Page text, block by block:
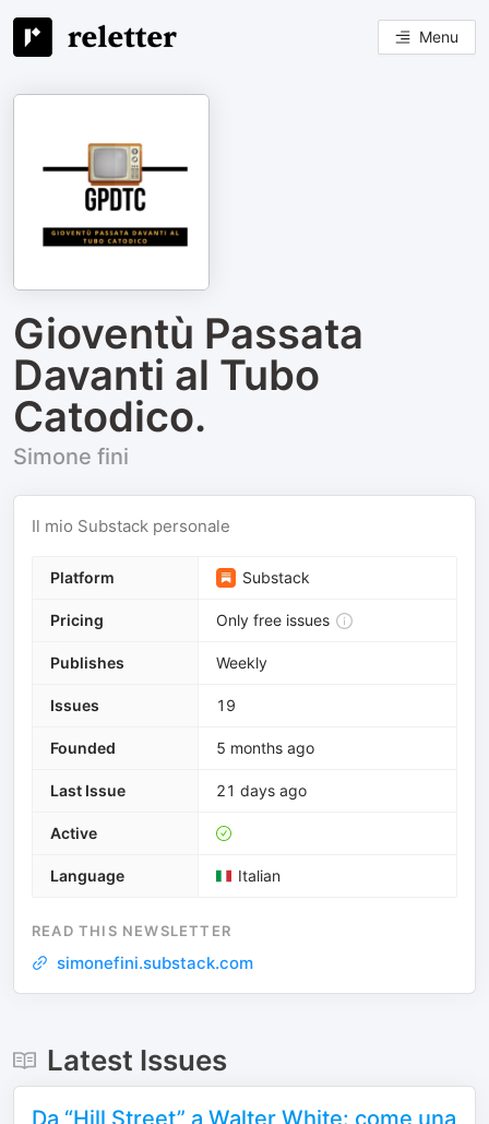
Menu
Gioventù Passata
Davanti al Tubo
Catodico.
Simone fini
Il mio Substack personale
Platform Substack
Pricing Only free issues
Publishes Weekly
Issues 19
Founded 5 months ago
Last Issue 21 days ago
Active
Language Italian
READ THIS NEWSLETTER
simonefini.substack.com
Latest Issues
Da “Hill Street” a Walter White: come una